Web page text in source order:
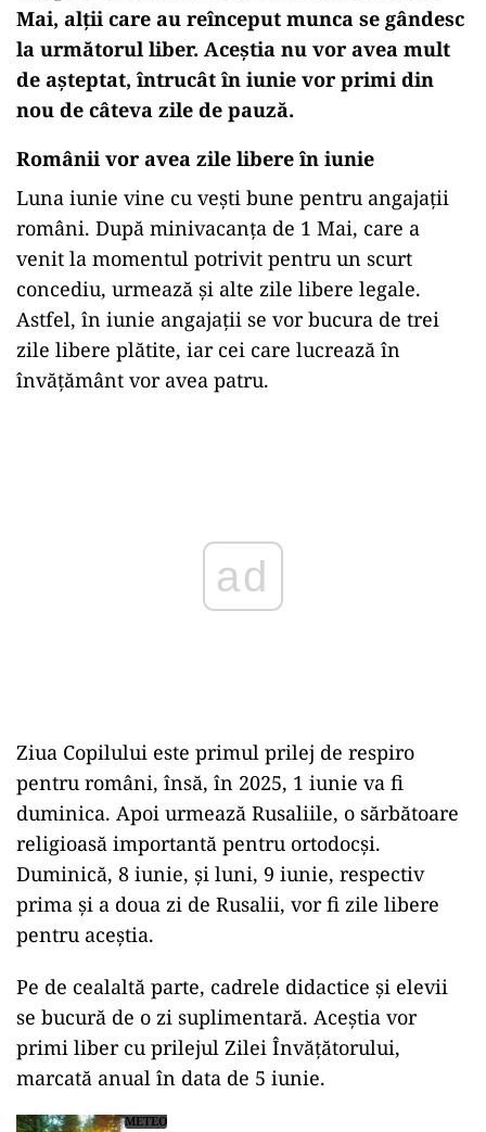
Mai, alții care au reînceput munca se gândesc
la următorul liber. Aceștia nu vor avea mult
de așteptat, întrucât în iunie vor primi din
nou de câteva zile de pauză.
Românii vor avea zile libere în iunie
Luna iunie vine cu vești bune pentru angajații
români. După minivacanța de 1 Mai, care a
venit la momentul potrivit pentru un scurt
concediu, urmează și alte zile libere legale.
Astfel, în iunie angajații se vorbucura de trei
zile libere plătite, iar cei care lucrează în
învățământ vor avea patru.
Ziua Copilului este primul prilej de respiro
pentru români, însă, în 2025, 1 iunie va fi
duminica. Apoi urmează Rusaliile, o sărbătoare
religioasă importantă pentru ortodocși.
Duminică, 8 iunie, și luni, 9 iunie, respectiv
prima și a doua zi de Rusalii, vor fi zile libere
pentru aceștia.
Pe de cealaltă parte, cadrele didactice și elevii
se bucură de o zi suplimentară. Aceștia vor
primi liber cu prilejul Zilei Învățătorului,
marcată anual în data de 5 iunie.
METEO